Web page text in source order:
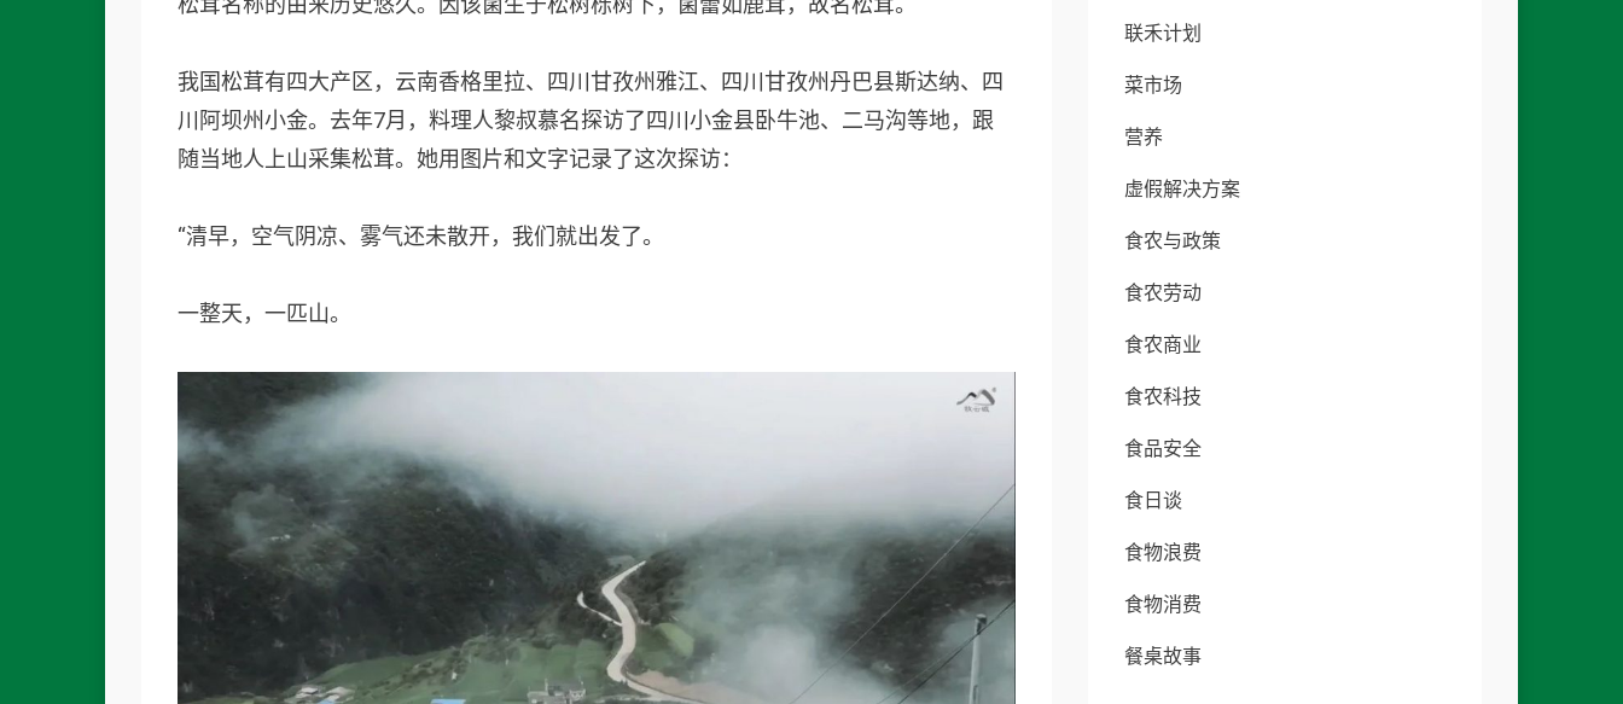
我国松茸有四大产区，云南香格里拉、四川甘孜州雅江、四川甘孜州丹巴县斯达纳、四
川阿坝州小金。去年7月，料理人黎叔慕名探访了四川小金县卧牛池、二马沟等地，跟
随当地人上山采集松茸。她用图片和文字记录了这次探访：
“清早，空气阴凉、雾气还未散开，我们就出发了。
一整天，一匹山。
联禾计划
菜市场
营养
虚假解决方案
食农与政策
食农劳动
食农商业
食农科技
食品安全
食日谈
食物浪费
食物消费
餐桌故事